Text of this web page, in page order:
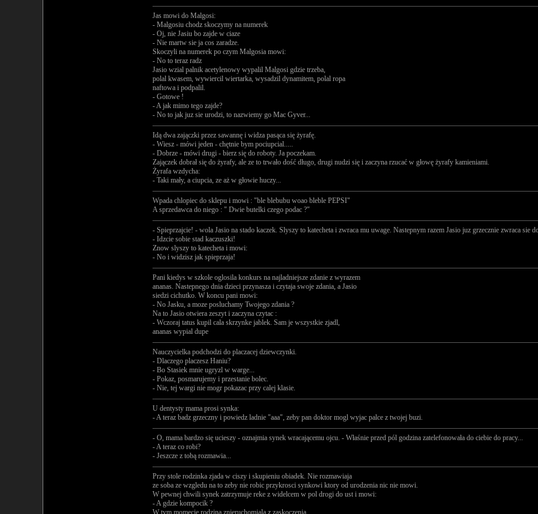
Jas mowi do Malgosi:
- Malgosiu chodz skoczymy na numerek
- Oj, nie Jasiu bo zajde w ciaze
- Nie martw sie ja cos zaradze.
Skoczyli na numerek po czym Malgosia mowi:
- No to teraz radz
Jasio wzial palnik acetylenowy wypalil Malgosi gdzie trzeba,
polal kwasem, wywiercil wiertarka, wysadzil dynamitem, polal ropa
naftowa i podpalil.
- Gotowe !
- A jak mimo tego zajde?
- No to jak juz sie urodzi, to nazwiemy go Mac Gyver...
Idą dwa zajączki przez sawannę i widza pasąca się żyrafę.
- Wiesz - mówi jeden - chętnie bym pociupcial.....
- Dobrze - mówi drugi - bierz się do roboty. Ja poczekam.
Zajączek dobrał się do żyrafy, ale ze to trwało dość długo, drugi nudzi się i zaczyna rzucać w głowę żyrafy kamieniami.
Żyrafa wzdycha:
- Taki mały, a ciupcia, ze aż w głowie huczy...
Wpada chlopiec do sklepu i mowi : "ble blebubu woao bleble PEPSI"
A sprzedawca do niego : " Dwie butelki czego podac ?"
- Spieprzajcie! - wola Jasio na stado kaczek. Slyszy to katecheta i zwraca mu uwage. Nastepnym razem Jasio juz grzecznie zwraca sie
- Idzcie sobie stad kaczuszki!
Znow slyszy to katecheta i mowi:
- No i widzisz jak spieprzaja!
Pani kiedys w szkole oglosila konkurs na najladniejsze zdanie z wyrazem
ananas. Nastepnego dnia dzieci przynasza i czytaja swoje zdania, a Jasio
siedzi cichutko. W koncu pani mowi:
- No Jasku, a moze posluchamy Twojego zdania ?
Na to Jasio otwiera zeszyt i zaczyna czytac :
- Wczoraj tatus kupil cala skrzynke jablek. Sam je wszystkie zjadl,
ananas wypial dupe
Nauczycielka podchodzi do placzacej dziewczynki.
- Dlaczego placzesz Haniu?
- Bo Stasiek mnie ugryzl w warge...
- Pokaz, posmarujemy i przestanie bolec.
- Nie, tej wargi nie mogr pokazac przy calej klasie.
U dentysty mama prosi synka:
- A teraz badz grzeczny i powiedz ladnie "aaa", zeby pan doktor mogl wyjac palce z twojej buzi.
- O, mama bardzo się ucieszy - oznajmia synek wracającemu ojcu. - Właśnie przed pól godzina zatelefonowała do ciebie do pracy...
- A teraz co robi?
- Jeszcze z tobą rozmawia...
Przy stole rodzinka zjada w ciszy i skupieniu obiadek. Nie rozmawiaja
ze soba ze wzgledu na to zeby nie robic przykrosci synkowi ktory od urodzenia nic nie mowi.
W pewnej chwili synek zatrzymuje reke z widelcem w pol drogi do ust i mowi:
- A gdzie kompocik ?
W tym momecie rodzina znieruchomiala z zaskoczenia.